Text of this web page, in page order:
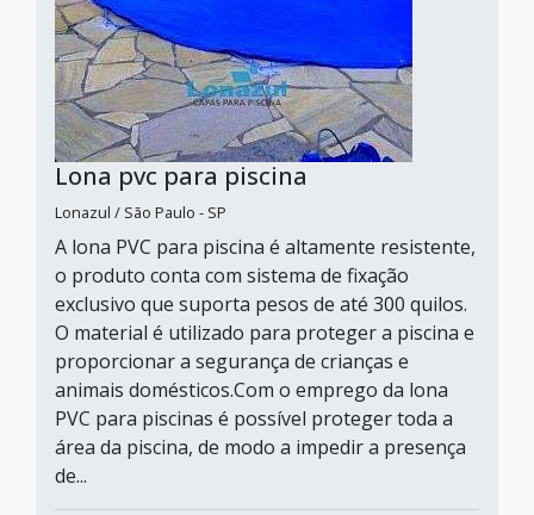
Lona pvc para piscina
Lonazul / São Paulo - SP
A lona PVC para piscina é altamente resistente,
o produto conta com sistema de fixação
exclusivo que suporta pesos de até 300 quilos.
O material é utilizado para proteger a piscina e
proporcionar a segurança de crianças e
animais domésticos.Com o emprego da lona
PVC para piscinas é possível proteger toda a
área da piscina, de modo a impedir a presença
de...